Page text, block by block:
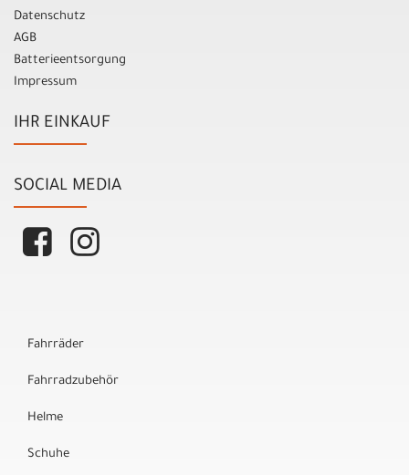
Datenschutz
AGB
Batterieentsorgung
Impressum
IHR EINKAUF
SOCIAL MEDIA
Fahrräder
Fahrradzubehör
Helme
Schuhe